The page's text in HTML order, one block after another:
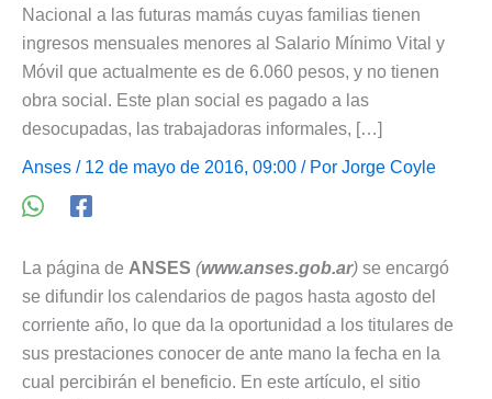
Nacional a las futuras mamás cuyas familias tienen
ingresos mensuales menores al Salario Mínimo Vital y
Móvil que actualmente es de 6.060 pesos, y no tienen
obra social. Este plan social es pagado a las
desocupadas, las trabajadoras informales, […]
Anses / 12 de mayo de 2016, 09:00 / Por Jorge Coyle
La página de ANSES (www.anses.gob.ar) se encargó
se difundir los calendarios de pagos hasta agosto del
corriente año, lo que da la oportunidad a los titulares de
sus prestaciones conocer de ante mano la fecha en la
cual percibirán el beneficio. En este artículo, el sitio